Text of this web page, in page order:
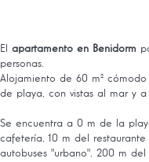
El apartamento en Benidorm
personas.
Alojamiento de 60 m²
de playa, con vistas al mar y
Se encuentra a 0 m de la
cafetería, 10 m del
autobuses "urbano", 200 m